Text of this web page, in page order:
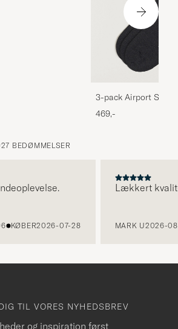
3-pack Airport
Melange
469,-
BEDØMMELSER
KØBER2026-07-28
Lækkert
MARK U2026-
TIL VORES NYHEDSBREV
og inspiration først